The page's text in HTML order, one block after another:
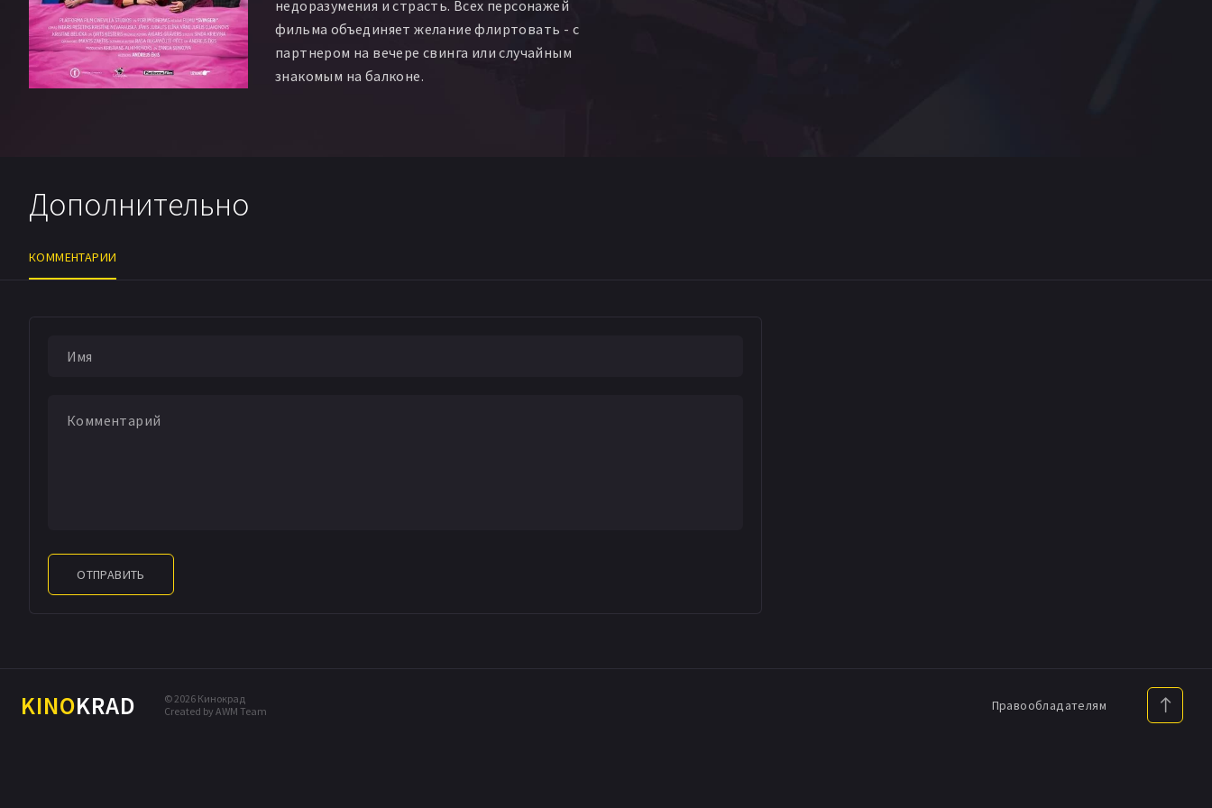
недоразумения и страсть. Всех персонажей
фильма объединяет желание флиртовать - с
партнером на вечере свинга или случайным
знакомым на балконе.
Дополнительно
КОММЕНТАРИИ
ОТПРАВИТЬ
KINOKRAD
© 2026 Кинокрад
Created by AWM Team
Правообладателям